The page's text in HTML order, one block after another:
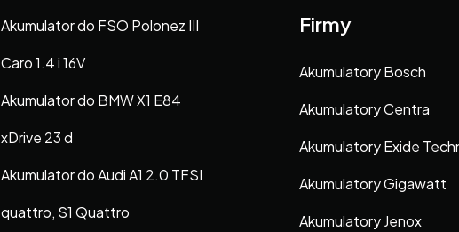
Akumulator do FSO Polonez III
Caro 1.4 i 16V
Akumulator do BMW X1 E84
xDrive 23 d
Akumulator do Audi A1 2.0 TFSI
quattro, S1 Quattro
Firmy
Akumulatory Bosch
Akumulatory Centra
Akumulatory Exide
Akumulatory Gigawatt
Akumulatory Jenox